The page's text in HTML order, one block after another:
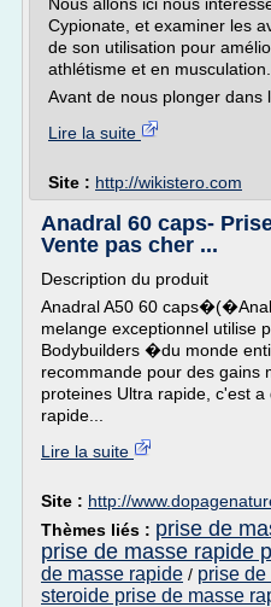
Cypionate, et examiner les
de son utilisation pour
athlétisme et en musculation.
Avant de nous plonger dans
Lire la suite
Site : http://wikistero.com
Anadral 60 caps-
Vente pas cher ...
Description du produit
Anadral A50 60
melange exceptionnel utilise
Bodybuilders �du monde
recommande pour des
proteines Ultra rapide, c'est
rapide...
Lire la suite
Site : http://
Thèmes liés : prise de
prise de masse rapide
de masse rapide / prise de
steroide prise de masse